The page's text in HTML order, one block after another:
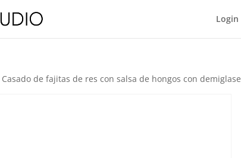
Login
de fajitas de res con salsa de hongos con demiglase